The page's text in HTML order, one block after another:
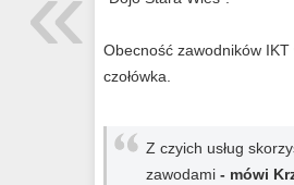
Obecność zawodników
czołówka.
Z czyich usług
zawodami - mówi